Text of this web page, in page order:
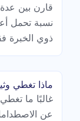
قارن بين
نسبة تحمل
ذوي الخبرة
ماذا تغطي
غالبًا ما
عن